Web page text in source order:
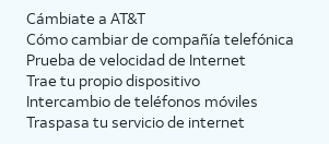
Cámbiate a AT&T
Cómo cambiar de compañía telefónica
Prueba de velocidad de Internet
Trae tu propio dispositivo
Intercambio de teléfonos móviles
Traspasa tu servicio de internet